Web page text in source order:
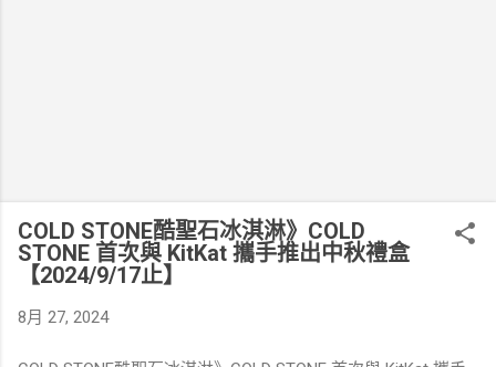
COLD STONE酷聖石冰淇淋》COLD
STONE 首次與 KitKat 攜手推出中秋禮盒
【2024/9/17止】
8月 27, 2024